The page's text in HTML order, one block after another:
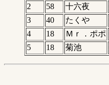
2
58 十六夜
3
40 たくや
4
18 Ｍｒ．ポポ
5
18 菊池